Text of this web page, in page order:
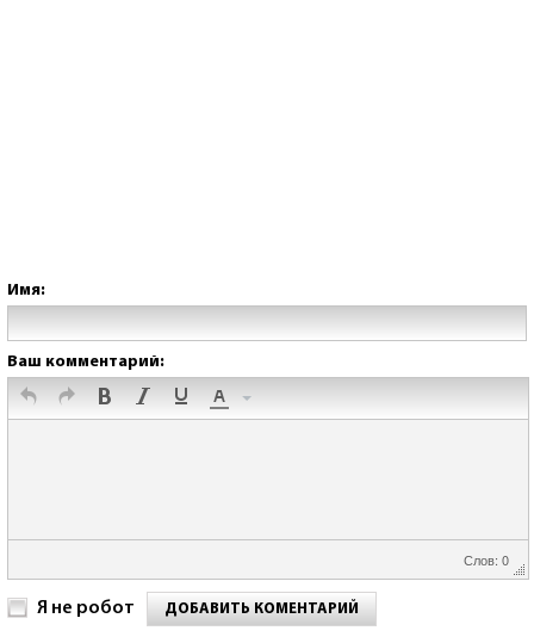
Имя:
Ваш комментарий:
Слов: 0
Я не робот ДОБАВИТЬ КОМЕНТАРИЙ